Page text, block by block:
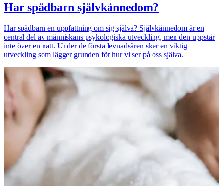
Har spädbarn självkännedom?
Har spädbarn en uppfattning om sig själva? Självkännedom är en
central del av människans psykologiska utveckling, men den uppstår
inte över en natt. Under de första levnadsåren sker en viktig
utveckling som lägger grunden för hur vi ser på oss själva.